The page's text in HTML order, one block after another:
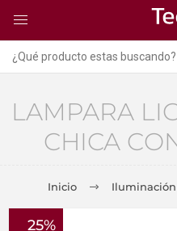
LAMPARA
CHICA
Inicio Iluminación
25%